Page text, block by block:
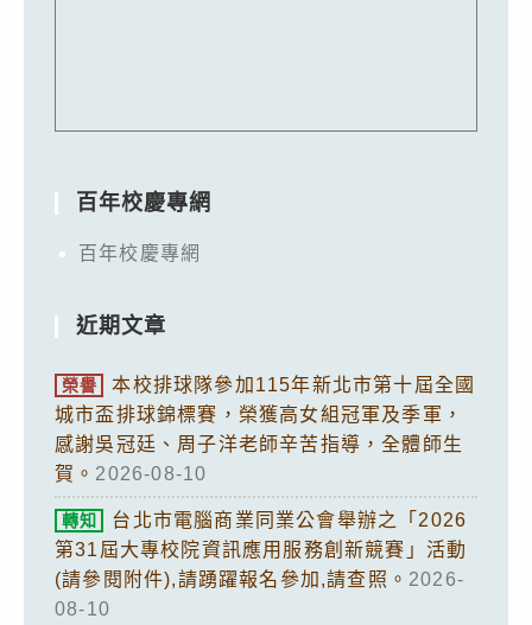
百年校慶專網
百年校慶專網
近期文章
榮譽
本校排球隊參加115年新北市第十屆全國
城市盃排球錦標賽，榮獲高女組冠軍及季軍，
感謝吳冠廷、周子洋老師辛苦指導，全體師生
賀。 2026-08-10
轉知
台北市電腦商業同業公會舉辦之「2026
第31屆大專校院資訊應用服務創新競賽」活動
(請參閱附件),請踴躍報名參加,請查照。 2026-
08-10